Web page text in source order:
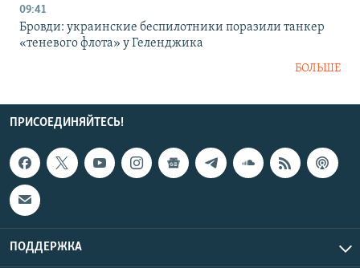
09:41
Бровди: украинские беспилотники поразили танкер
«теневого флота» у Геленджика
БОЛЬШЕ
ПРИСОЕДИНЯЙТЕСЬ!
ПОДДЕРЖКА